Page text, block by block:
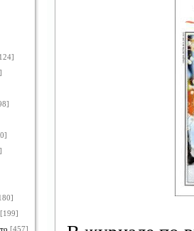
[199]
[457]